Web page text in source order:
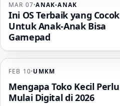
MAR 07·ANAK-ANAK
Ini OS Terbaik yang Cocok
Untuk Anak-Anak Bisa
Gamepad
FEB 10·UMKM
Mengapa Toko Kecil Perlu
Mulai Digital di 2026